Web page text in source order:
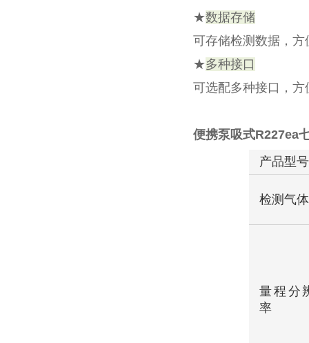
★数据存储
可存储检测数据，
★多种接口
可选配多种接口，
便携泵吸式R227ea
产品型号
检测气体
量程分
率